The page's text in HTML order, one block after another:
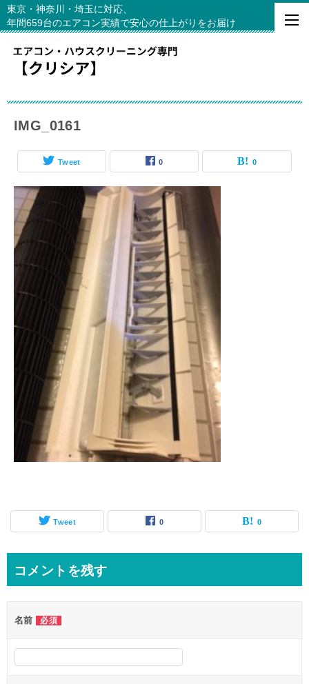
東京・神奈川・埼玉に対応、
年間659台のエアコン実績で安心の仕上がりをお届け
IMG_0161
Tweet 0 0
Tweet 0 0
コメントを残す
名前 必須